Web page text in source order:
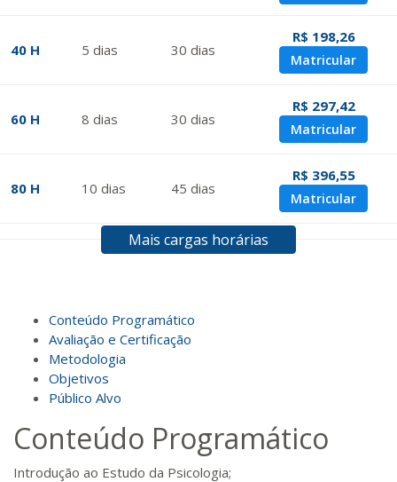
40 H 5 dias 30 dias
R$ 198,26
Matricular
60 H 8 dias 30 dias
R$ 297,42
Matricular
80 H 10 dias 45 dias
R$ 396,55
Matricular
dias 45dias
120 H 15dias 60dias
140 H 18dias
160 H dias 60 dias
R$ 793,10
Mais cargas horárias
Conteúdo Programático
Avaliação e Certificação
Metodologia
Objetivos
Público Alvo
Conteúdo Programático
Introdução ao Estudo da Psicologia;